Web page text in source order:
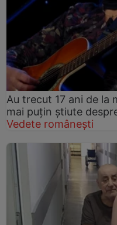
Au trecut 17 ani de la
mai puțin știute
Vedete românești